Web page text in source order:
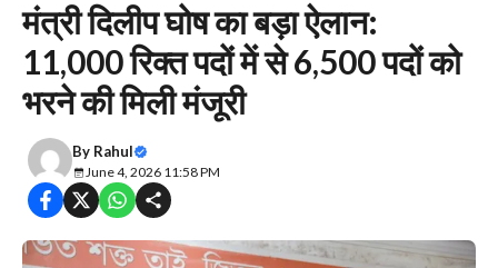
मंत्री दिलीप घोष का बड़ा ऐलान:
11,000 रिक्त पदों में से 6,500 पदों को
भरने की मिली मंजूरी
By Rahul
June 4, 2026 11:58 PM